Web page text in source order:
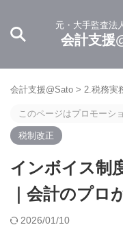
元・大手監査法
会計支援
会計支援@Sato > 2.税務実
このページはプロモーシ
税制改正
インボイス制
｜会計のプロ
2026/01/10